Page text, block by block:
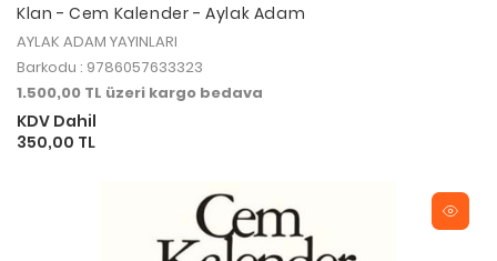
Klan - Cem Kalender - Aylak Adam
AYLAK ADAM YAYINLARI
Barkodu : 9786057633323
1.500,00 TL üzeri kargo bedava
KDV Dahil
350,00 TL